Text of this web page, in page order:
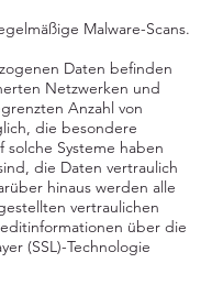
Malware-Scans.
Daten befinden
Netzwerken und
Anzahl von
die besondere
solche Systeme haben
die Daten vertraulich
hinaus werden alle
vertraulichen
über die
(SSL)-Technologie